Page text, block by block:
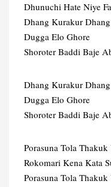
Dhunuchi Hate Niye
Dhang Kurakur
Dugga Elo Ghore
Shoroter Baddi Baje
Dhang Kurakur
Dugga Elo Ghore
Shoroter Baddi Baje
Porasuna Tola
Rokomari Kena Kata
Porasuna Tola